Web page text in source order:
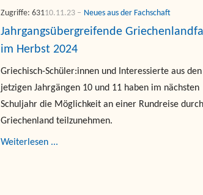
Jahrgangsübergreifende
im Herbst 2024
Griechisch-Schüler:innen und Interessierte aus den
jetzigen Jahrgängen 10 und 11 haben im nächsten
Schuljahr die Möglichkeit an einer Rundreise durch
Griechenland teilzunehmen.
Neues aus der Fachschaft
10.11.23
Zugriffe: 631
Weiterlesen ...